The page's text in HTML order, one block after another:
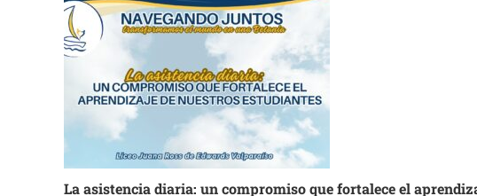
La asistencia diaria: un compromiso que fortalece el